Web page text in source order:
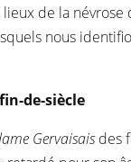
lieux de la
nous
de-siècle
Gervaisaisdes